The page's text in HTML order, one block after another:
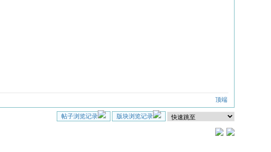
顶端
帖子浏览记录 版块浏览记录